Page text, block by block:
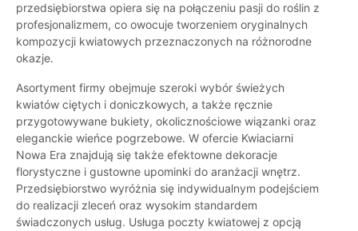
przedsiębiorstwa opiera się na połączeniu pasji do roślin z
profesjonalizmem, co owocuje tworzeniem oryginalnych
kompozycji kwiatowych przeznaczonych na różnorodne
okazje.
Asortyment firmy obejmuje szeroki wybór świeżych
kwiatów ciętych i doniczkowych, a także ręcznie
przygotowywane bukiety, okolicznościowe wiązanki oraz
eleganckie wieńce pogrzebowe. W ofercie Kwiaciarni
Nowa Era znajdują się także efektowne dekoracje
florystyczne i gustowne upominki do aranżacji wnętrz.
Przedsiębiorstwo wyróżnia się indywidualnym podejściem
do realizacji zleceń oraz wysokim standardem
świadczonych usług. Usługa poczty kwiatowej z opcją